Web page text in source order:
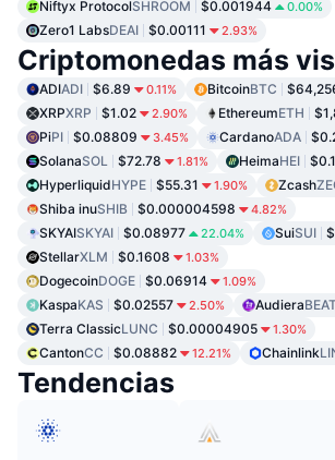
Niftyx ProtocolSHROOM $0.001944 0.00%
Zero1 LabsDEAI $0.00111 2.93%
Criptomonedas más
ADIADI $6.89 0.11% BitcoinBTC
XRPXRP $1.02 2.90% EthereumETH
PiPI $0.08809 3.45% CardanoADA
SolanaSOL $72.78 1.81% HeimaHEI
HyperliquidHYPE $55.31 1.90% Zcash
Shiba inuSHIB $0.000004598 4.82%
SKYAISKYAI $0.08977 22.04% SuiSUI
StellarXLM $0.1608 1.03%
DogecoinDOGE $0.06914 1.09%
KaspaKAS $0.02557 2.50% Audiera
Terra ClassicLUNC $0.00004905 1.30%
CantonCC $0.08882 12.21% Chainlink
Tendencias